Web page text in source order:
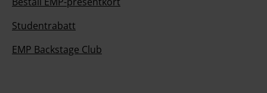
Studentrabatt
EMP Backstage Club